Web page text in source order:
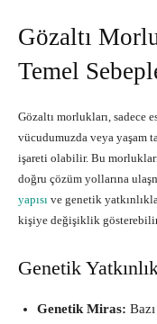
Gözaltı
Temel
Gözaltı morlukları,
vücudumuzda veya yaşam
işareti olabilir. Bu
doğru çözüm yollarına
yapısı ve genetik
kişiye değişiklik
Genetik
Genetik Miras: